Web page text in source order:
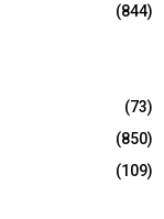
(844)
(73)
(850)
(109)